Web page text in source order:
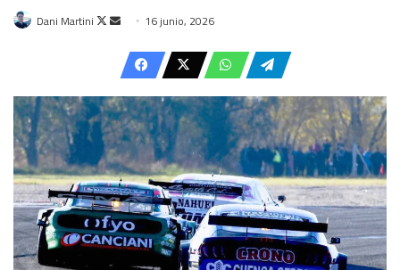
Dani Martini
Follow
Send
email
16 junio, 2026